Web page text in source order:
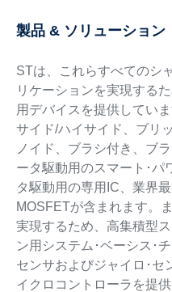
製品 & ソリューション
STは、これらすべてのシ
リケーションを実現する
用デバイスを提供してい
サイド/ハイサイド、ブリ
ノイド、ブラシ付き、ブ
ータ駆動用のスマート･パ
タ駆動用の専用IC、業界
MOSFETが含まれます。
実現するため、高集積型
ン用システム･ベーシス･
センサおよびジャイロ･セ
イクロコントローラを提供